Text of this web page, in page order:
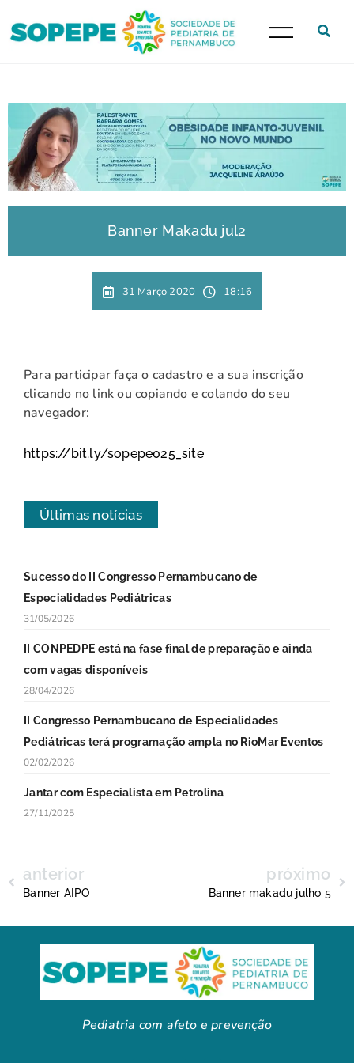
Banner Makadu jul2
31 Março 2020 18:16
Para participar faça o cadastro e a sua inscrição
clicando no link ou copiando e colando do seu
navegador:
https://bit.ly/sopepe025_site
Últimas notícias
Sucesso do II Congresso Pernambucano de
Especialidades Pediátricas
31/05/2026
II CONPEDPE está na fase final de preparação e ainda
com vagas disponíveis
28/04/2026
II Congresso Pernambucano de Especialidades
Pediátricas terá programação ampla no RioMar Eventos
02/02/2026
Jantar com Especialista em Petrolina
27/11/2025
anterior
Banner AIPO
próximo
Banner makadu julho 5
Pediatria com afeto e prevenção